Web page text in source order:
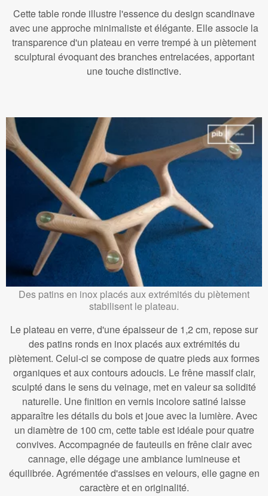
Cette table ronde illustre l'essence du design scandinave
avec une approche minimaliste et élégante. Elle associe la
transparence d'un plateau en verre trempé à un piètement
sculptural évoquant des branches entrelacées, apportant
une touche distinctive.
Des patins en inox placés aux extrémités du piètement
stabilisent le plateau.
Le plateau en verre, d'une épaisseur de 1,2 cm, repose sur
des patins ronds en inox placés aux extrémités du
piètement. Celui-ci se compose de quatre pieds aux formes
organiques et aux contours adoucis. Le frêne massif clair,
sculpté dans le sens du veinage, met en valeur sa solidité
naturelle. Une finition en vernis incolore satiné laisse
apparaître les détails du bois et joue avec la lumière. Avec
un diamètre de 100 cm, cette table est idéale pour quatre
convives. Accompagnée de fauteuils en frêne clair avec
cannage, elle dégage une ambiance lumineuse et
équilibrée. Agrémentée d'assises en velours, elle gagne en
caractère et en originalité.